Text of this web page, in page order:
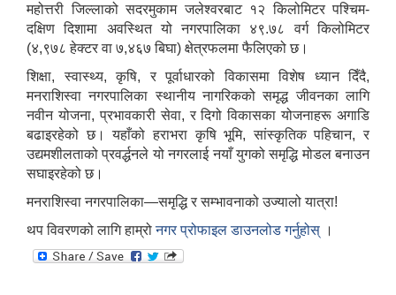
महोत्तरी जिल्लाको सदरमुकाम जलेश्वरबाट १२ किलोमिटर पश्चिम-
दक्षिण दिशामा अवस्थित यो नगरपालिका ४९.७८ वर्ग किलोमिटर
(४,९७८ हेक्टर वा ७,४६७ बिघा) क्षेत्रफलमा फैलिएको छ।
शिक्षा, स्वास्थ्य, कृषि, र पूर्वाधारको विकासमा विशेष ध्यान दिँदै,
मनराशिस्वा नगरपालिका स्थानीय नागरिकको समृद्ध जीवनका लागि
नवीन योजना, प्रभावकारी सेवा, र दिगो विकासका योजनाहरू अगाडि
बढाइरहेको छ। यहाँको हराभरा कृषि भूमि, सांस्कृतिक पहिचान, र
उद्यमशीलताको प्रवर्द्धनले यो नगरलाई नयाँ युगको समृद्धि मोडल बनाउन
सघाइरहेको छ।
मनराशिस्वा नगरपालिका—समृद्धि र सम्भावनाको उज्यालो यात्रा!
थप विवरणको लागि हाम्रोनगर प्रोफाइल डाउनलोड गर्नुहोस् ।